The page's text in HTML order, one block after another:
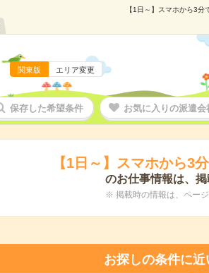
【1日～】スマホから3
関東版 エリア変更
保存した希望条件 お気に入りの派遣会
【1日～】スマホから3
のお仕事情報は、掲
※ 掲載時の情報は、ペー
お探しの条件に